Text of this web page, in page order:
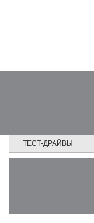
ТЕСТ-ДРАЙВЫ